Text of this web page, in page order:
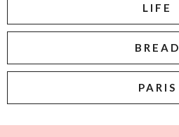
LIFE
BREAD
PARIS